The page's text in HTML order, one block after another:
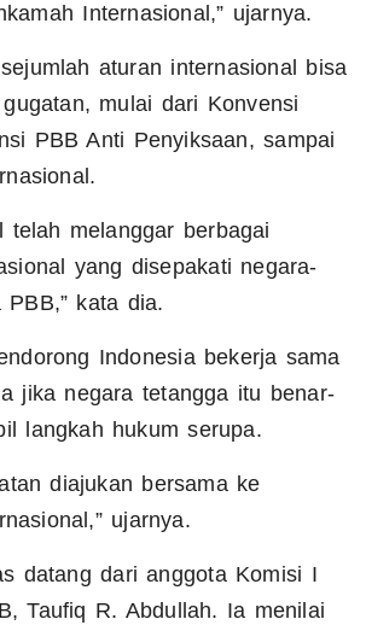
Internasional,” ujarnya.
aturan internasional bisa
mulai dari Konvensi
PBB Anti Penyiksaan, sampai
telah melanggar berbagai
yang disepakati negara-
kata dia.
Indonesia bekerja sama
jika negara tetangga itu benar-
langkah hukum serupa.
diajukan bersama ke
ujarnya.
datang dari anggota Komisi I
Taufiq R. Abdullah. Ia menilai